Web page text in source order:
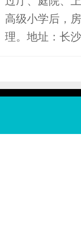
高级小学后，
理。地址：长